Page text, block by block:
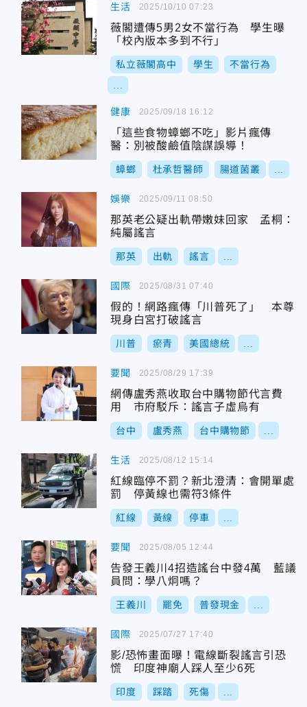
生活
薇閣遭傳5男2女不當行為 學生曝
「校內版本多到不行」
私立薇閣高中 學生 不當行為
2025/10/10 07:23
健康
「這些食物蟑螂不吃」影片瘋傳
醫：別被酸鹼值陰謀誤導！
蟑螂 杜承哲醫師 腸道菌叢
2025/09/18 16:12
娛樂
那英老公疑出軌帶嫩妹回家 孟桐：
純屬謠言
那英 出軌 謠言
2025/09/11 08:50
國際
假的！網路瘋傳「川普死了」 本尊
現身白宮打破謠言
川普 瘀青 美國總統
2025/08/31 07:40
要聞
網傳盧秀燕收取台中購物節代言費
用 市府駁斥：謠言子虛烏有
台中 盧秀燕 台中購物節
2025/08/29 17:39
生活
紅線臨停不罰？新北澄清：會開單處
罰 停黃線也需符3條件
紅線 黃線 停車
2025/08/12 15:14
要聞
告發王義川4招造謠台中發4萬 藍議
員問：學八炯嗎？
王義川 罷免 普發現金
2025/08/05 12:44
國際
影/恐怖畫面曝！電線斷裂謠言引恐
慌 印度神廟人踩人至少6死
印度 踩踏 死傷
2025/07/27 17:40